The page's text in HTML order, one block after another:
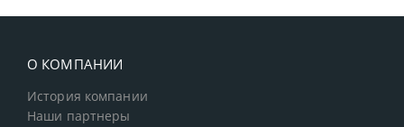
О КОМПАНИИ
История компании
Наши партнеры